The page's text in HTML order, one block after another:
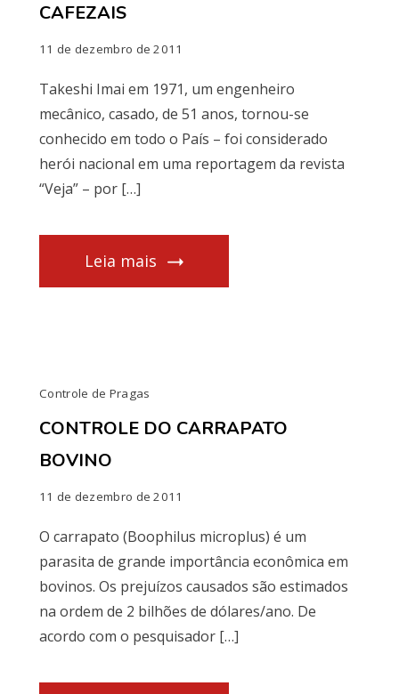
CAFEZAIS
11 de dezembro de 2011
Takeshi Imai em 1971, um engenheiro
mecânico, casado, de 51 anos, tornou-se
conhecido em todo o País – foi considerado
herói nacional em uma reportagem da revista
“Veja” – por […]
Leia mais
Controle de Pragas
CONTROLE DO CARRAPATO
BOVINO
11 de dezembro de 2011
O carrapato (Boophilus microplus) é um
parasita de grande importância econômica em
bovinos. Os prejuízos causados são estimados
na ordem de 2 bilhões de dólares/ano. De
acordo com o pesquisador […]